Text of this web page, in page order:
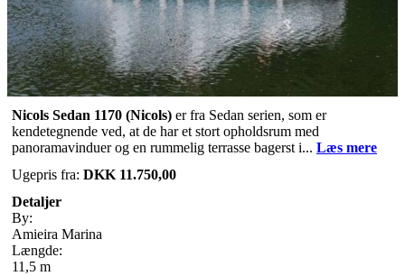
Nicols Sedan 1170 (Nicols) er fra Sedan serien, som er
kendetegnende ved, at de har et stort opholdsrum med
panoramavinduer og en rummelig terrasse bagerst i... Læs mere
Ugepris fra: DKK 11.750,00
Detaljer
By:
Amieira Marina
Længde:
11,5 m